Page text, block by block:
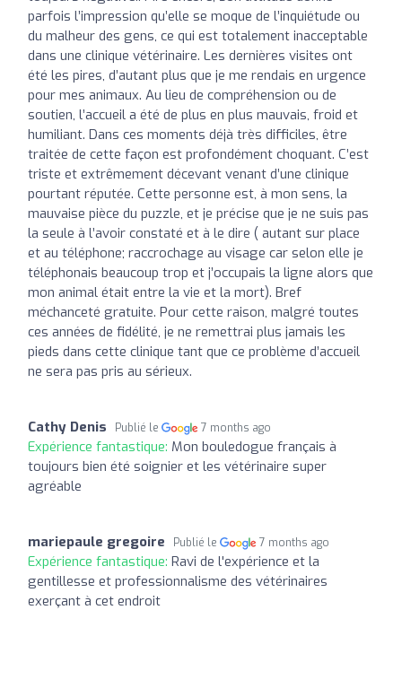
parfois l’impression qu’elle se moque de l’inquiétude ou
du malheur des gens, ce qui est totalement inacceptable
dans une clinique vétérinaire. Les dernières visites ont
été les pires, d’autant plus que je me rendais en urgence
pour mes animaux. Au lieu de compréhension ou de
soutien, l’accueil a été de plus en plus mauvais, froid et
humiliant. Dans ces moments déjà très difficiles, être
traitée de cette façon est profondément choquant. C’est
triste et extrêmement décevant venant d’une clinique
pourtant réputée. Cette personne est, à mon sens, la
mauvaise pièce du puzzle, et je précise que je ne suis pas
la seule à l’avoir constaté et à le dire ( autant sur place
et au téléphone; raccrochage au visage car selon elle je
téléphonais beaucoup trop et j’occupais la ligne alors que
mon animal était entre la vie et la mort). Bref
méchanceté gratuite. Pour cette raison, malgré toutes
ces années de fidélité, je ne remettrai plus jamais les
pieds dans cette clinique tant que ce problème d’accueil
ne sera pas pris au sérieux.
Cathy Denis Publié le 7 months ago
Expérience fantastique: Mon bouledogue français à
toujours bien été soignier et les vétérinaire super
agréable
mariepaule gregoire Publié le 7 months ago
Expérience fantastique: Ravi de l'expérience et la
gentillesse et professionnalisme des vétérinaires
exerçant à cet endroit